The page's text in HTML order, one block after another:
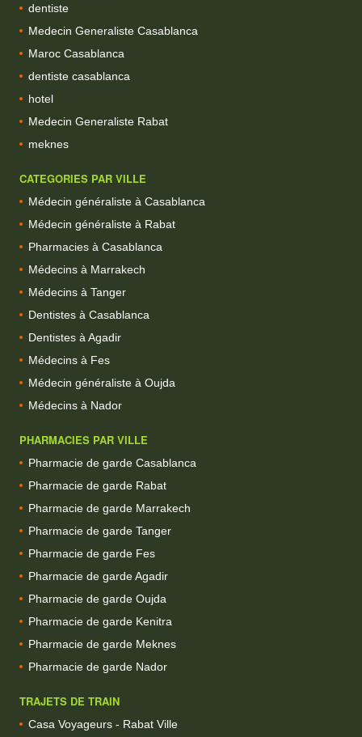
dentiste
Medecin Generaliste Casablanca
Maroc Casablanca
dentiste casablanca
hotel
Medecin Generaliste Rabat
meknes
CATEGORIES PAR VILLE
Médecin généraliste à Casablanca
Médecin généraliste à Rabat
Pharmacies à Casablanca
Médecins à Marrakech
Médecins à Tanger
Dentistes à Casablanca
Dentistes à Agadir
Médecins à Fes
Médecin généraliste à Oujda
Médecins à Nador
PHARMACIES PAR VILLE
Pharmacie de garde Casablanca
Pharmacie de garde Rabat
Pharmacie de garde Marrakech
Pharmacie de garde Tanger
Pharmacie de garde Fes
Pharmacie de garde Agadir
Pharmacie de garde Oujda
Pharmacie de garde Kenitra
Pharmacie de garde Meknes
Pharmacie de garde Nador
TRAJETS DE TRAIN
Casa Voyageurs - Rabat Ville